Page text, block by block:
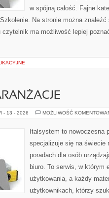
w spójną całość. Fajne
Na stronie można znaleźć
ma możliwość lepiej
- 13 - 2026 MOŻLIWOŚĆ
Italsystem to nowoczesna
specjalizuje się na świecie
poradach dla osób
biuro. To serwis, w którym
użytkowania, a każdy
użytkownikach, którzy